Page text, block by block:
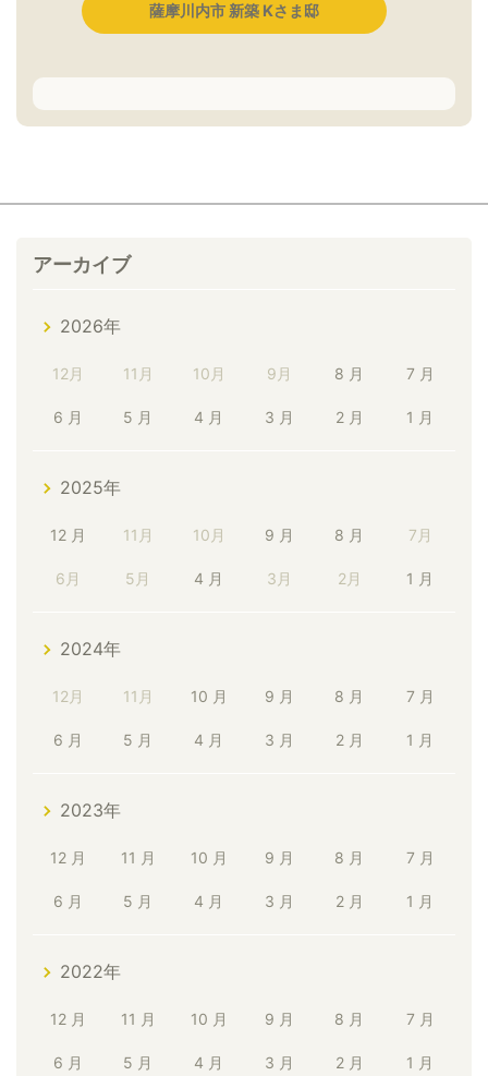
薩摩川内市 新築 Kさま邸
アーカイブ
2026年
12月 11月 10月 9月 8 月 7 月
6 月 5 月 4 月 3 月 2 月 1 月
2025年
12 月 11月 10月 9 月 8 月 7月
6月 5月 4 月 3月 2月 1 月
2024年
12月 11月 10 月 9 月 8 月 7 月
6 月 5 月 4 月 3 月 2 月 1 月
2023年
12 月 11 月 10 月 9 月 8 月 7 月
6 月 5 月 4 月 3 月 2 月 1 月
2022年
12 月 11 月 10 月 9 月 8 月 7 月
6 月 5 月 4 月 3 月 2 月 1 月